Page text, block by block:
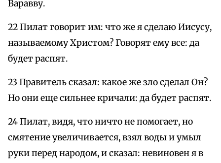
Варавву.
22 Пилат говорит им: что же я сделаю Иисусу,
называемому Христом? Говорят ему все: да
будет распят.
23 Правитель сказал: какое же зло сделал Он?
Но они еще сильнее кричали: да будет распят.
24 Пилат, видя, что ничто не помогает, но
смятение увеличивается, взял воды и умыл
руки перед народом, и сказал: невиновен я в